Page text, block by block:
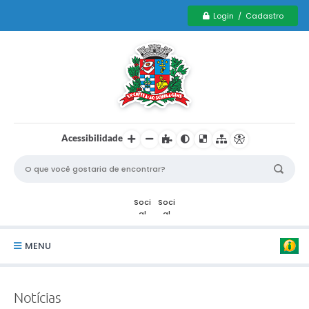
Login / Cadastro
Acessibilidade
MENU
Notícias